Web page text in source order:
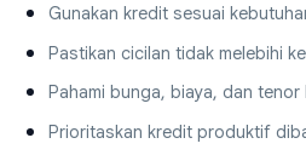
Gunakan kredit sesuai
Pastikan cicilan tidak melebihi
Pahami bunga, biaya, dan tenor
Prioritaskan kredit produktif